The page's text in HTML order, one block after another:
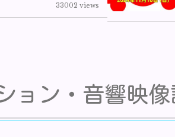
33002 views
ョン・音響映